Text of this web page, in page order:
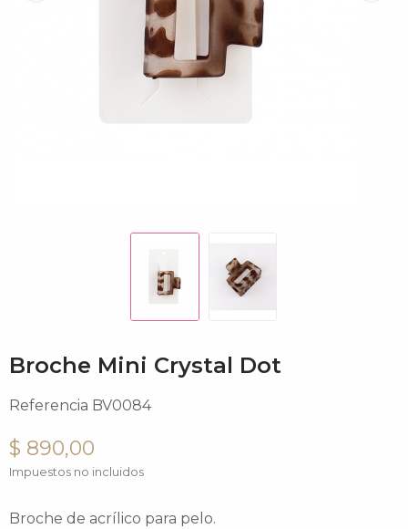
Broche Mini Crystal Dot
Referencia BV0084
$ 890,00
Impuestos no incluidos
Broche de acrílico para pelo.